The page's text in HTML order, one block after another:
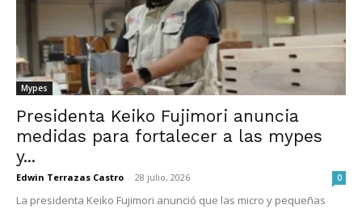
Mypes
Presidenta Keiko Fujimori anuncia
medidas para fortalecer a las mypes
y...
Edwin Terrazas Castro - 28 julio, 2026 0
La presidenta Keiko Fujimori anunció que las micro y pequeñas